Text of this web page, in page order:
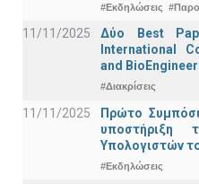
#Εκδηλώσεις
11/11/2025
Δύο Best
International
and
#Διακρίσεις
11/11/2025
Πρώτο
υποστήριξη
Υπολογιστών
#Εκδηλώσεις